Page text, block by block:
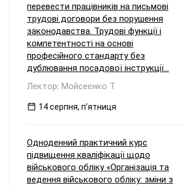
перевести працівників на письмові
трудові договори без порушення
законодавства. Трудові функції і
компетентності на основі
професійного стандарту без
дублювання посадової інструкції...
Лектор: Мойсеєнко Т.
14 серпня, пʼятниця
Одноденний практичний курс
підвищення кваліфікації щодо
військового обліку «Організація та
ведення військового обліку: зміни з